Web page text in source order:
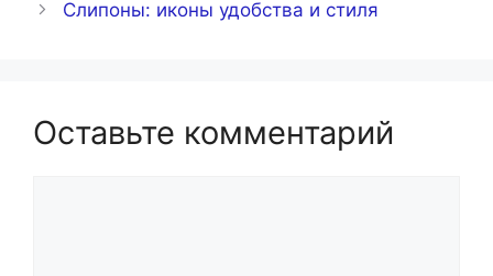
Слипоны: иконы удобства и стиля
Оставьте комментарий